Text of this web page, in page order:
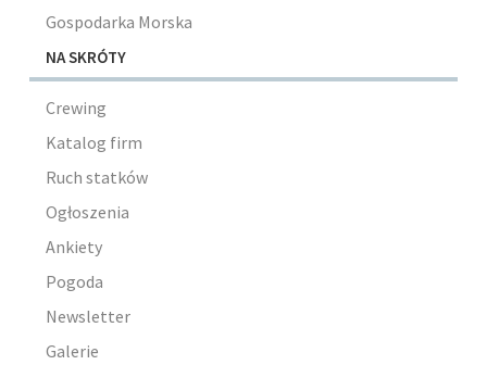
Gospodarka Morska
NA SKRÓTY
Crewing
Katalog firm
Ruch statków
Ogłoszenia
Ankiety
Pogoda
Newsletter
Galerie